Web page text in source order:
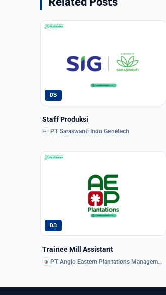
D3
Staff Produksi
PT Saraswanti Indo Genetech
D3
Trainee Mill Assistant
PT Anglo Eastern Plantations Management Indonesia